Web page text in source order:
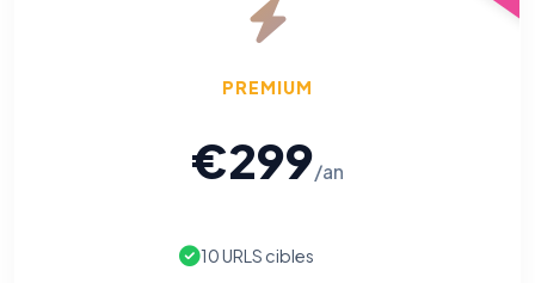
PREMIUM
€299/an
10 URLS cibles